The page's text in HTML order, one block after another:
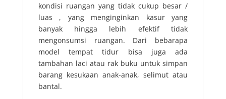
kondisi ruangan yang tidak cukup besar /
luas , yang menginginkan kasur yang
banyak hingga lebih efektif tidak
mengonsumsi ruangan. Dari bebarapa
model tempat tidur bisa juga ada
tambahan laci atau rak buku untuk simpan
barang kesukaan anak-anak, selimut atau
bantal.